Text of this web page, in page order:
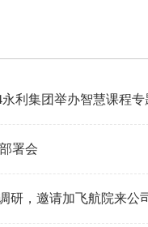
利集团举办智慧课程专
署会
研，邀请加飞航院来公